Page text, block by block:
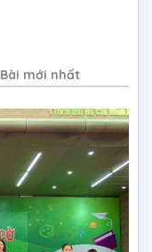
Bài mới nhất